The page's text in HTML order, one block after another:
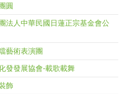
圓
法人中華民國日蓮正宗基金會公
藝術表演團
發發展協會-載歌載舞
飾